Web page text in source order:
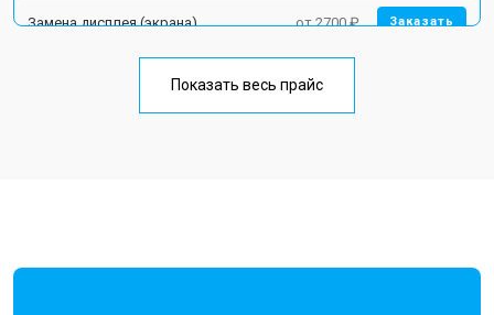
Замена дисплея (экрана) от 2700 ₽ Заказать
Замена кнопки включения от 1750 ₽
Показать весь прайс